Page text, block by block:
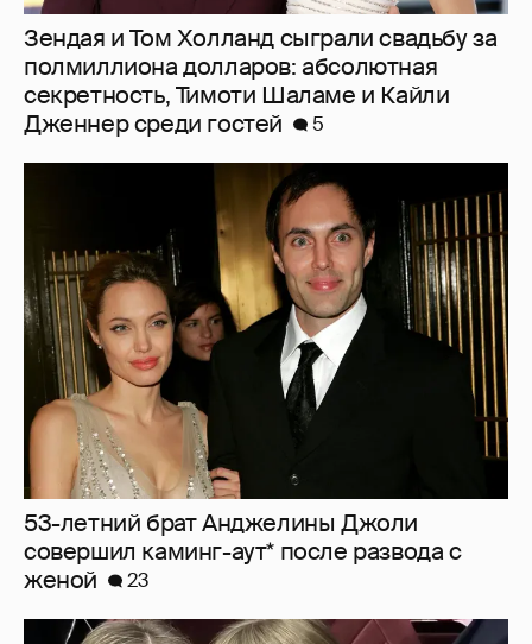
Зендая и Том Холланд сыграли свадьбу за
полмиллиона долларов: абсолютная
секретность, Тимоти Шаламе и Кайли
Дженнер среди гостей
5
53-летний брат Анджелины Джоли
совершил каминг-аут* после развода с
женой
23